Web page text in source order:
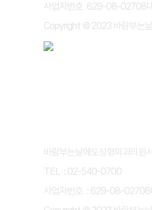
사업자번호 629-08-02708
Copyright © 2023 바람부는
바람부는날에도성형외과의원
TEL : 02-540-0700
사업자번호 : 629-08-02708